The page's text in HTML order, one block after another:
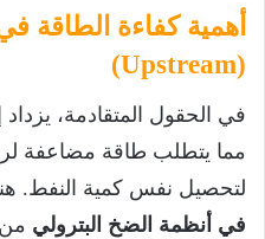
أهمية كفاءة الطاقة
(Upstream)
في الحقول المتقادمة، يزداد
مما يتطلب طاقة مضاعفة
لتحصيل نفس كمية النفط.
في أنظمة الضخ البترولي من